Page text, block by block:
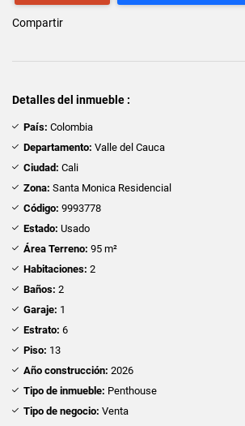
Compartir
Detalles del inmueble :
País: Colombia
Departamento: Valle del Cauca
Ciudad: Cali
Zona: Santa Monica Residencial
Código: 9993778
Estado: Usado
Área Terreno: 95 m²
Habitaciones: 2
Baños: 2
Garaje: 1
Estrato: 6
Piso: 13
Año construcción: 2026
Tipo de inmueble: Penthouse
Tipo de negocio: Venta